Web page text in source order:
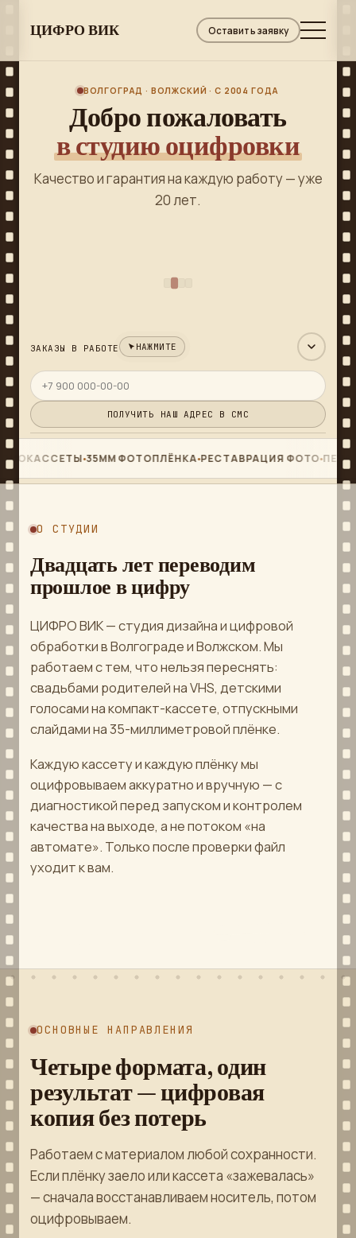
ЦИФРО ВИК Оставить заявку
ВОЛГОГРАД · ВОЛЖСКИЙ · С 2004 ГОДА
Добро пожаловать
в студию оцифровки
Качество и гарантия на каждую работу — уже
20 лет.
В
ЗАКАЗЫ В РАБОТЕ НАЖМИТЕ
ПОЛУЧИТЬ НАШ АДРЕС В СМС
VHS · КАССЕТА 1 ИЗ 3№8829
1920×1080 · TBC ON 48kHz / 24-bit
ГОТОВО К ВЫДАЧЕ
№1613ОЖИДАЕТ КЛИЕНТА
№9746ОЖИДАЕТ КЛИЕНТА
СВЕРНУТЬ
● 35ММ ФОТОПЛЁНКА●РЕСТАВРАЦИЯ ФОТО ●ПЕЧАТЬ
О СТУДИИ
Двадцать лет переводим
прошлое в цифру
ЦИФРО ВИК — студия дизайна и цифровой
обработки в Волгограде и Волжском. Мы
работаем с тем, что нельзя переснять:
свадьбами родителей на VHS, детскими
голосами на компакт-кассете, отпускными
слайдами на 35-миллиметровой плёнке.
Каждую кассету и каждую плёнку мы
оцифровываем аккуратно и вручную — с
диагностикой перед запуском и контролем
качества на выходе, а не потоком «на
автомате». Только после проверки файл
уходит к вам.
ОСНОВНЫЕ НАПРАВЛЕНИЯ
Четыре формата, один
результат — цифровая
копия без потерь
Работаем с материалом любой сохранности.
Если плёнку заело или кассета «зажевалась»
— сначала восстанавливаем носитель, потом
оцифровываем.